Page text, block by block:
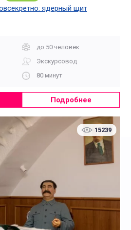
ядерный щит
до 50 человек
Экскурсовод
80 минут
Подробнее
15239